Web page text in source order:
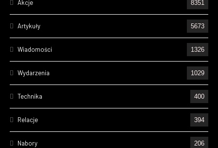
Akcje 8351
Artykuły 5673
Wiadomości 1326
Wydarzenia 1029
Technika 400
Relacje 394
Nabory 206